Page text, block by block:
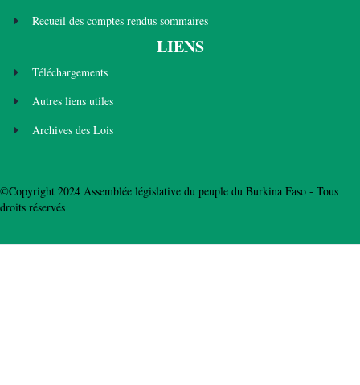
Recueil des comptes rendus sommaires
LIENS
Téléchargements
Autres liens utiles
Archives des Lois
©Copyright 2024 Assemblée législative du peuple du Burkina Faso - Tous
droits réservés